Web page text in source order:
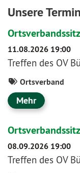
Unsere
11.08.2026 19:00
Treffen des OV
Ortsverband
Mehr
08.09.2026 19:00
Treffen des OV